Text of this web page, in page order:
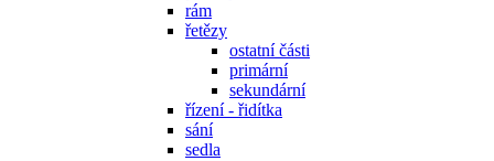
rám
řetězy
ostatní části
primární
sekundární
řízení - řidítka
sání
sedla